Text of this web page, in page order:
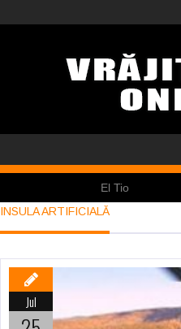
INSULA ARTIFICIALĂ
Jul